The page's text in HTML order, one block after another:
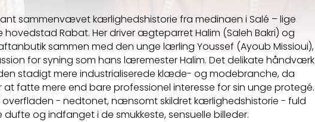
sammenvævet kærlighedshistorie fra medinaen i Salé – lige
hovedstad Rabat. Her driver ægteparret Halim (Saleh Bakri) og
sammen med den unge lærling Youssef (Ayoub Missioui),
for syning som hans læremester Halim. Det delikate håndværk
stadigt mere industrialiserede klæde- og modebranche, da
fatte mere end bare professionel interesse for sin unge protegé.
overfladen - nedtonet, nænsomt skildret kærlighedshistorie - fuld
og indfanget i de smukkeste, sensuelle billeder.